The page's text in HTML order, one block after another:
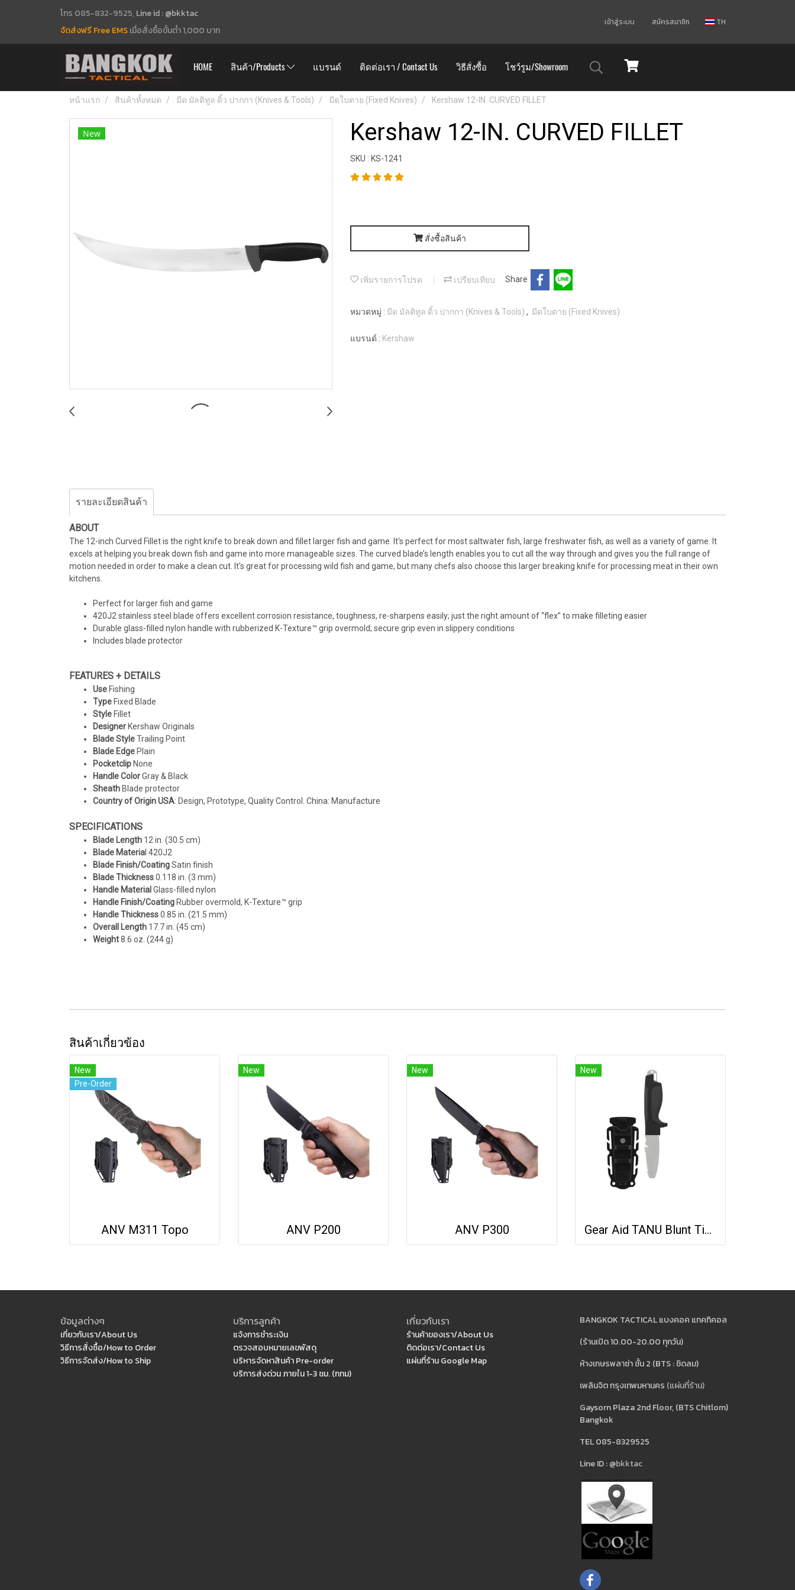
โทร 085-832-9525, Line id : @bkktac
จัดส่งฟรี Free EMSเมื่อสั่งซื้อขั้นต่ำ 1,000 บาท
เข้าสู่ระบบ สมัครสมาชิก TH
HOME สินค้า/Products แบรนด์ ติดต่อเรา / Contact Us วิธีสั่งซื้อ โชว์รูม/Showroom
หน้าแรก สินค้าทั้งหมด มีด มัลติทูล ดิ้ว ปากกา (Knives & Tools) มีดใบตาย (Fixed Knives) Kershaw 12-IN. CURVED FILLET
New Kershaw 12-IN. CURVED FILLET
SKU : KS-1241
สั่งซื้อสินค้า
เพิ่มรายการโปรด เปรียบเทียบ Share
หมวดหมู่ : มีด มัลติทูล ดิ้ว ปากกา (Knives & Tools) , มีดใบตาย (Fixed Knives)
แบรนด์ : Kershaw
รายละเอียดสินค้า
ABOUT
The 12-inch Curved Fillet is the right knife to break down and fillet larger fish and game. It's perfect for most saltwater fish, large freshwater fish, as well as a variety of game. It
excels at helping you break down fish and game into more manageable sizes. The curved blade’s length enables you to cut all the way through and gives you the full range of
motion needed in order to make a clean cut. It's great for processing wild fish and game, but many chefs also choose this larger breaking knife for processing meat in their own
kitchens.
Perfect for larger fish and game
420J2 stainless steel blade offers excellent corrosion resistance, toughness, re-sharpens easily; just the right amount of “flex” to make filleting easier
Durable glass-filled nylon handle with rubberized K-Texture™ grip overmold; secure grip even in slippery conditions
Includes blade protector
FEATURES + DETAILS
Use Fishing
Type Fixed Blade
Style Fillet
Designer Kershaw Originals
Blade StyleTrailing Point
Blade Edge Plain
Pocketclip None
Handle ColorGray & Black
Sheath Blade protector
Country of Origin USA: Design, Prototype, Quality Control. China: Manufacture
SPECIFICATIONS
Blade Length 12 in. (30.5 cm)
Blade Materia l 420J2
Blade Finish/CoatingSatin finish
Blade Thickness0.118 in. (3 mm)
Handle Material Glass-filled nylon
Handle Finish/Coating Rubber overmold, K-Texture™ grip
Handle Thickness0.85 in. (21.5 mm)
Overall Length 17.7 in. (45 cm)
Weight8.6 oz. (244 g)
สินค้าเกี่ยวข้อง
New
Pre-Order
ANV M311 Topo
New
ANV P200
New
ANV P300
New
Gear Aid TANU Blunt Tip Knife
ข้อมูลต่างๆ
เกี่ยวกับเรา/About Us
วิธีการสั่งซื้อ/How to Order
วิธีการจัดส่ง/How to Ship
บริการลูกค้า
แจ้งการชำระเงิน
ตรวจสอบหมายเลขพัสดุ
บริหารจัดหาสินค้า Pre-order
บริการส่งด่วน ภายใน 1-3 ชม. (กทม)
เกี่ยวกับเรา
ร้านค้าของเรา/About Us
ติดต่อเรา/Contact Us
แผ่นที่ร้าน Google Map
BANGKOK TACTICAL แบงคอค แทคทิคอล
(ร้านเปิด 10.00-20.00 ทุกวัน)
ห้างเกษรพลาซ่า ชั้น 2 (BTS : ชิดลม)
เพลินจิต กรุงเทพมหานคร (แผ่นที่ร้าน)
Gaysorn Plaza 2nd Floor, (BTS Chitlom)
Bangkok
TEL 085-8329525
Line ID :@bkktac